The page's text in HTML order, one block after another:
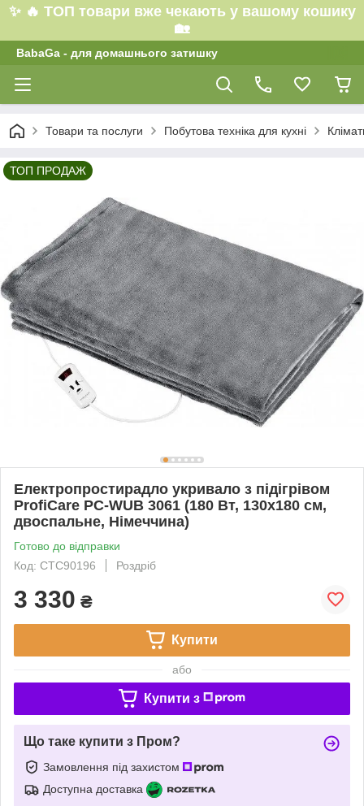
✨ 🔥 ТОП товари вже чекають у вашому кошику
🏡
BabaGa - для домашнього затишку
Товари та послуги Побутова техніка для кухні
ТОП ПРОДАЖ
Електропростирадло укривало з підігрівом
ProfiCare PC-WUB 3061 (180 Вт, 130x180 см,
двоспальне, Німеччина)
Готово до відправки
Код: CTC90196
Роздріб
3 330 ₴
Купити
або
Купити з
Що таке купити з Пром?
Замовлення під захистом
Доступна доставка